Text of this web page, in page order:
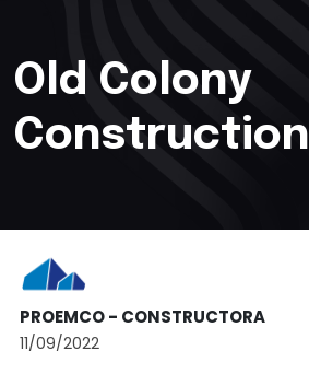
Old Colony
Construction
PROEMCO - CONSTRUCTORA
11/09/2022